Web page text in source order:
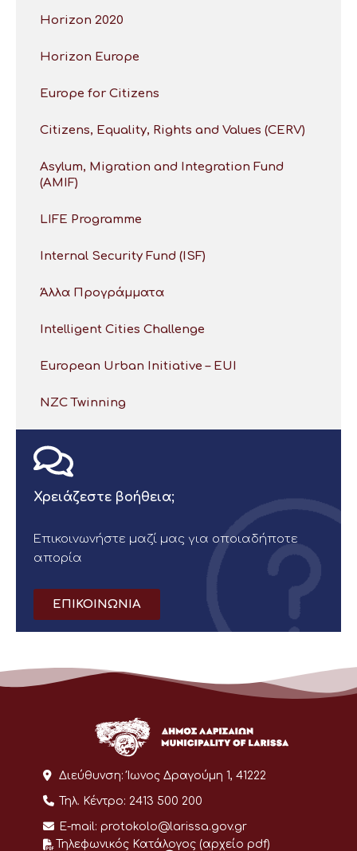
Horizon 2020
Horizon Europe
Europe for Citizens
Citizens, Equality, Rights and Values (CERV)
Asylum, Migration and Integration Fund
(AMIF)
LIFE Programme
Internal Security Fund (ISF)
Άλλα Προγράμματα
Intelligent Cities Challenge
European Urban Initiative – EUI
NZC Twinning
Χρειάζεστε βοήθεια;
Επικοινωνήστε μαζί μας για οποιαδήποτε
απορία
ΕΠΙΚΟΙΝΩΝΙΑ
Διεύθυνση: Ίωνος Δραγούμη 1, 41222
Τηλ. Κέντρο: 2413 500 200
E-mail: protokolo@larissa.gov.gr
Τηλεφωνικός Κατάλογος (αρχείο pdf)